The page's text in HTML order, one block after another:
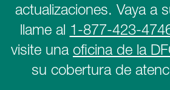
actualizaciones. Vaya a
llame al 1-877-423-
visite una oficina de la
su cobertura de